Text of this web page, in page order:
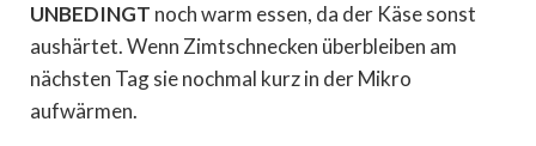
UNBEDINGT noch warm essen, da der Käse sonst
aushärtet. Wenn Zimtschnecken überbleiben am
nächsten Tag sie nochmal kurz in der Mikro
aufwärmen.